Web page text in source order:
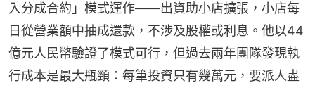
入分成合約」模式運作——出資助小店擴張，小店每
日從營業額中抽成還款，不涉及股權或利息。他以44
億元人民幣驗證了模式可行，但過去兩年團隊發現執
行成本是最大瓶頸：每筆投資只有幾萬元，要派人盡